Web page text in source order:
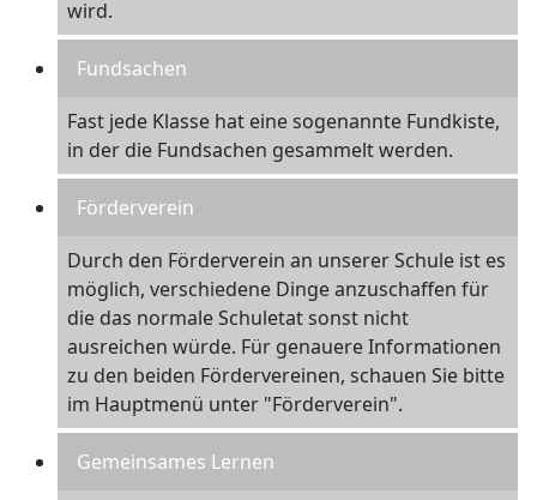
wird.
Fundsachen
Fast jede Klasse hat eine sogenannte Fundkiste,
in der die Fundsachen gesammelt werden.
Förderverein
Durch den Förderverein an unserer Schule ist es
möglich, verschiedene Dinge anzuschaffen für
die das normale Schuletat sonst nicht
ausreichen würde. Für genauere Informationen
zu den beiden Fördervereinen, schauen Sie bitte
im Hauptmenü unter "Förderverein".
Gemeinsames Lernen